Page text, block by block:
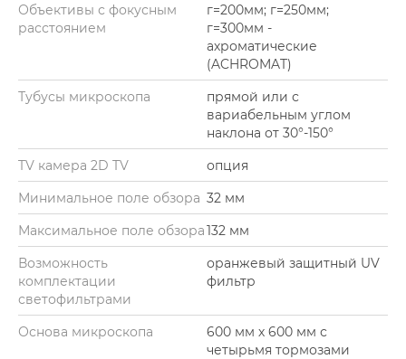
Объективы с фокусным
расстоянием
г=200мм; г=250мм;
г=300мм -
ахроматические
(ACHROMAT)
Тубусы микроскопа
прямой или с
вариабельным углом
наклона от 30°-150°
TV камера 2D TV
опция
Минимальное поле обзора 32 мм
Максимальное поле обзора132 мм
Возможность
комплектации
светофильтрами
оранжевый защитный UV
фильтр
Основа микроскопа
600 мм х 600 мм с
четырьмя тормозами